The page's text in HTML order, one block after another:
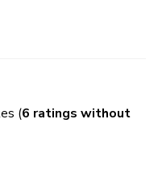
(6 ratings without